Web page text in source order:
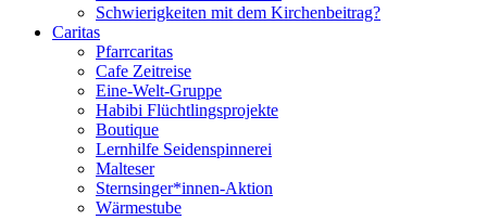
Schwierigkeiten mit dem Kirchenbeitrag?
Caritas
Pfarrcaritas
Cafe Zeitreise
Eine-Welt-Gruppe
Habibi Flüchtlingsprojekte
Boutique
Lernhilfe Seidenspinnerei
Malteser
Sternsinger*innen-Aktion
Wärmestube